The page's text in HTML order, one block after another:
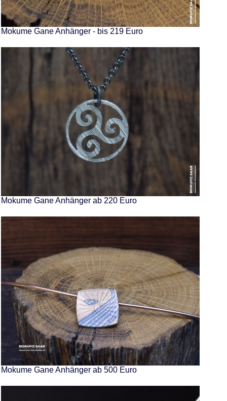
Mokume Gane Anhänger - bis 219 Euro
Mokume Gane Anhänger ab 220 Euro
Mokume Gane Anhänger ab 500 Euro